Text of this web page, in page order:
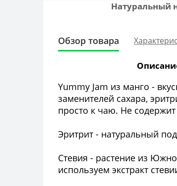
Натуральный
Обзор товара
Yummy Jam из манго -
заменителей сахара,
просто к чаю. Не
Эритрит - натуральный
Стевия - растение из
используем экстракт